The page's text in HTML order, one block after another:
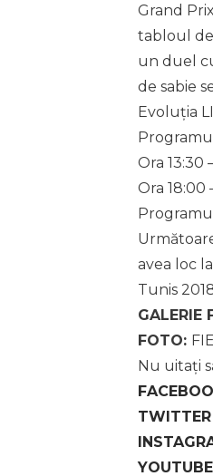
Grand
tabloul de
un duel
de sabie
Evoluția
Ora 13:30
Ora 18:00
avea loc
Tunis
GALERIE
FOTO: FIE
Nu uitați
TWITTER
YOUTUBE